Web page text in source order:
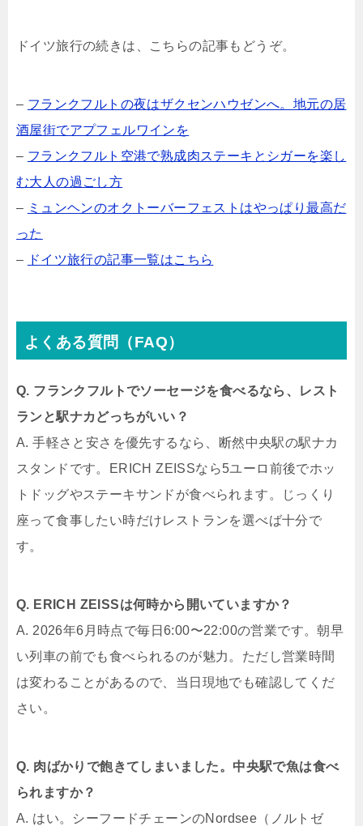
ドイツ旅行の続きは、こちらの記事もどうぞ。
– フランクフルトの夜はザクセンハウゼンへ。地元の居
酒屋街でアプフェルワインを
– フランクフルト空港で熟成肉ステーキとシガーを楽し
む大人の過ごし方
– ミュンヘンのオクトーバーフェストはやっぱり最高だ
った
– ドイツ旅行の記事一覧はこちら
よくある質問（FAQ）
Q. フランクフルトでソーセージを食べるなら、レスト
ランと駅ナカどっちがいい？
A. 手軽さと安さを優先するなら、断然中央駅の駅ナカ
スタンドです。ERICH ZEISSなら5ユーロ前後でホッ
トドッグやステーキサンドが食べられます。じっくり
座って食事したい時だけレストランを選べば十分で
す。
Q. ERICH ZEISSは何時から開いていますか？
A. 2026年6月時点で毎日6:00〜22:00の営業です。朝早
い列車の前でも食べられるのが魅力。ただし営業時間
は変わることがあるので、当日現地でも確認してくだ
さい。
Q. 肉ばかりで飽きてしまいました。中央駅で魚は食べ
られますか？
A. はい。シーフードチェーンのNordsee（ノルトゼ